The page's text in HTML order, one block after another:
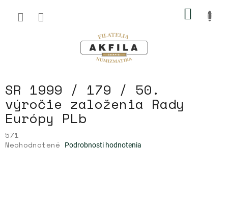
obsah
SR 1999 / 179 / 50.
výročie založenia Rady
Európy PLb
571
Priemerné
Neohodnotené Podrobnosti hodnotenia